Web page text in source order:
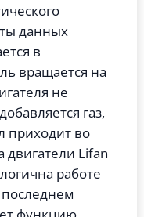
данных
в
вращается на
не
газ,
приходит во
Lifan
работе
последнем